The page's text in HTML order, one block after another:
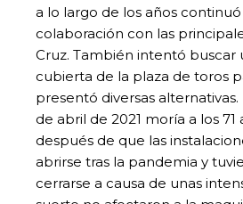
a lo largo de los años
colaboración con las
Cruz. También intentó buscar
cubierta de la plaza de toros
presentó diversas alternativas.
de abril de 2021 moría a los
después de que las
abrirse tras la pandemia y
cerrarse a causa de unas